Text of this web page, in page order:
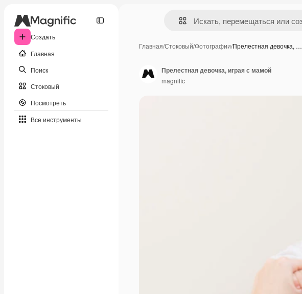
Создать
Главная
Поиск
Стоковый
Посмотреть
Все инструменты
Главная/Стоковый/Фотографии/Прелестная девочка, …
Прелестная девочка, играя с мамой
magnific